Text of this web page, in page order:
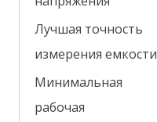
Лучшая точность
измерения емкости
Минимальная
рабочая